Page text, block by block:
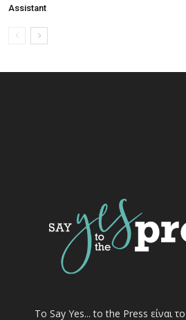
Assistant
Το Say Yes... to the Press είναι